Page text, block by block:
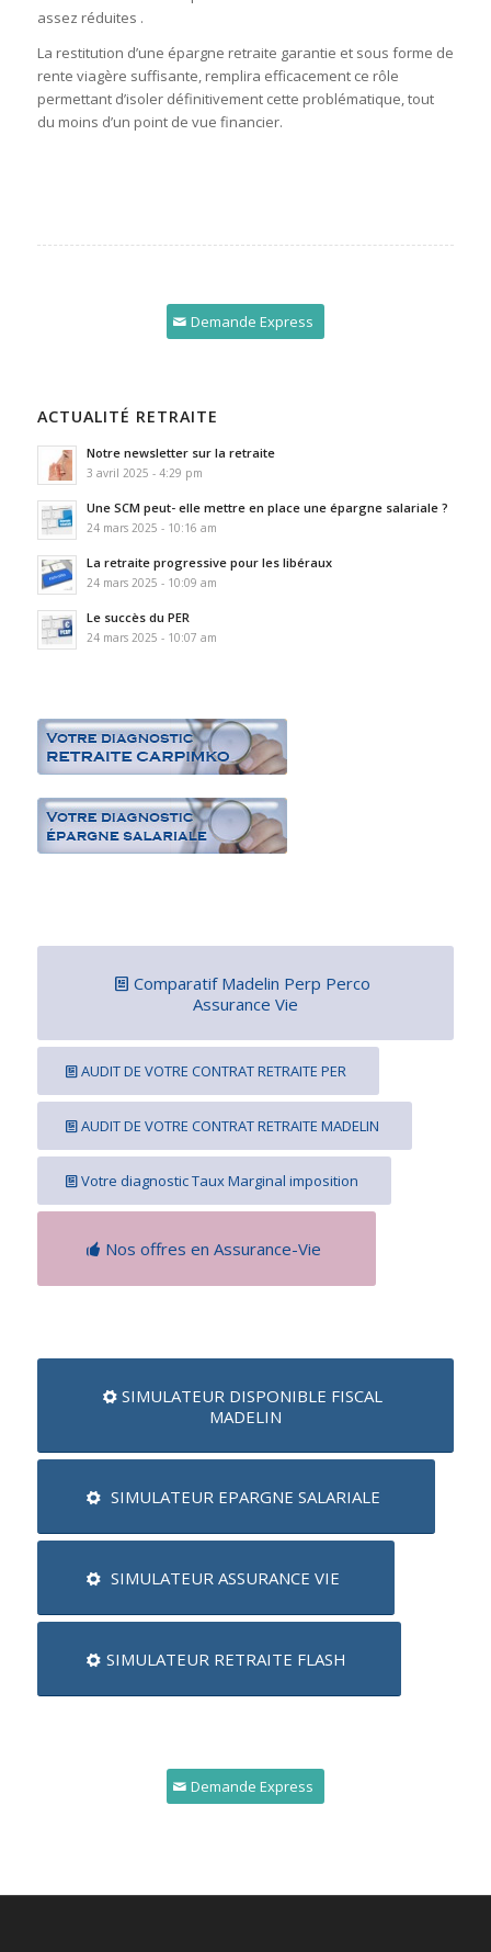
assez réduites .
La restitution d’une épargne retraite garantie et sous forme de
rente viagère suffisante, remplira efficacement ce rôle
permettant d’isoler définitivement cette problématique, tout
du moins d’un point de vue financier.
Demande Express
ACTUALITÉ RETRAITE
Notre newsletter sur la retraite
3 avril 2025 - 4:29 pm
Une SCM peut- elle mettre en place une épargne salariale ?
24 mars 2025 - 10:16 am
La retraite progressive pour les libéraux
24 mars 2025 - 10:09 am
Le succès du PER
24 mars 2025 - 10:07 am
Comparatif Madelin Perp Perco
Assurance Vie
AUDIT DE VOTRE CONTRAT RETRAITE PER
AUDIT DE VOTRE CONTRAT RETRAITE MADELIN
Votre diagnostic Taux Marginal imposition
Nos offres en Assurance-Vie
SIMULATEUR DISPONIBLE FISCAL
MADELIN
SIMULATEUR EPARGNE SALARIALE
SIMULATEUR ASSURANCE VIE
SIMULATEUR RETRAITE FLASH
Demande Express